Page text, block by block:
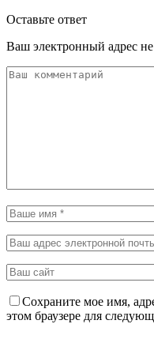
Оставьте ответ
Ваш электронный адрес
Сохраните мое имя,
этом браузере для